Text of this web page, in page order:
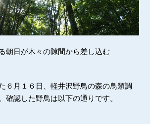
朝日が木々の隙間から差し込む
６月１６日、軽井沢野鳥の森の鳥類調
確認した野鳥は以下の通りです。